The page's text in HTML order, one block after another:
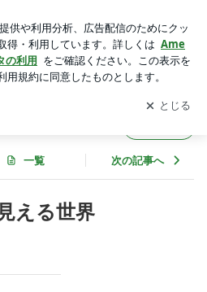
ブログの更新通知
を受け取りまし
開く
一覧 次の記事へ
える世界